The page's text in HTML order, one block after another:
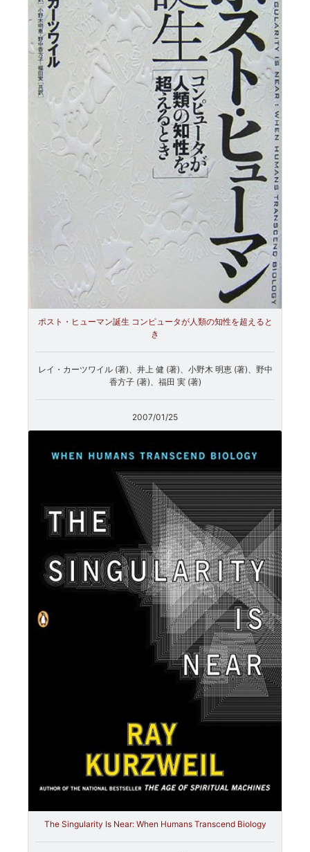
ポスト・ヒューマン誕生 コンピュータが人類の知性を超えると
き
レイ・カーツワイル (著)、井上 健 (著)、小野木 明恵 (著)、野中
香方子 (著)、福田 実 (著)
2007/01/25
The Singularity Is Near: When Humans Transcend Biology